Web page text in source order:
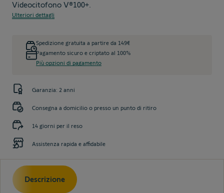
Videocitofono V®100+.
Ulteriori dettagli
Spedizione gratuita a partire da 149€
Pagamento sicuro e criptato al 100%
Più opzioni di pagamento
Garanzia: 2 anni
Consegna a domicilio o presso un punto di ritiro
14 giorni per il reso
Assistenza rapida e affidabile
Descrizione